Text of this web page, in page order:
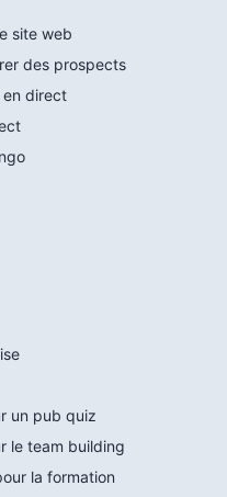
site web
des prospects
en direct
un pub quiz
le team building
la formation